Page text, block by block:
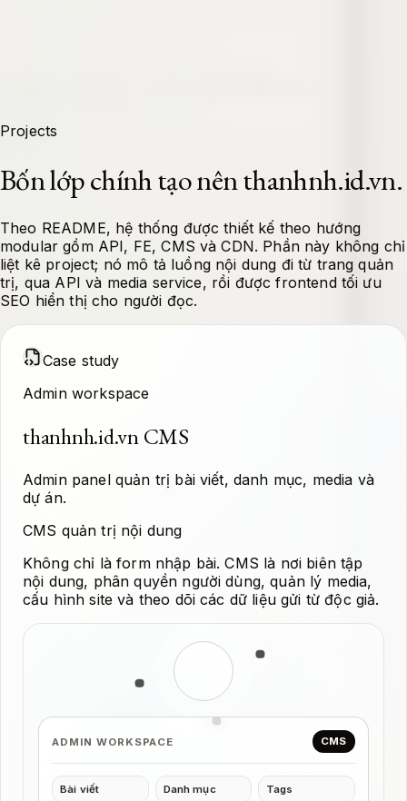
Projects
Bốn lớp chính tạo nên thanhnh.id.vn.
Theo README, hệ thống được thiết kế theo hướng
modular gồm API, FE, CMS và CDN. Phần này không chỉ
liệt kê project; nó mô tả luồng nội dung đi từ trang quản
trị, qua API và media service, rồi được frontend tối ưu
SEO hiển thị cho người đọc.
Case study
Admin workspace
thanhnh.id.vn CMS
Admin panel quản trị bài viết, danh mục, media và
dự án.
CMS quản trị nội dung
Không chỉ là form nhập bài. CMS là nơi biên tập
nội dung, phân quyền người dùng, quản lý media,
cấu hình site và theo dõi các dữ liệu gửi từ độc giả.
ADMIN WORKSPACE CMS
Bài viết Danh mục Tags